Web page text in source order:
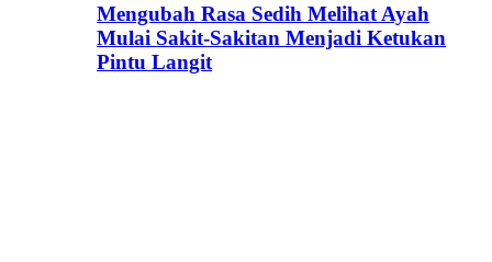
Mengubah Rasa Sedih Melihat Ayah
Mulai Sakit-Sakitan Menjadi Ketukan
Pintu Langit